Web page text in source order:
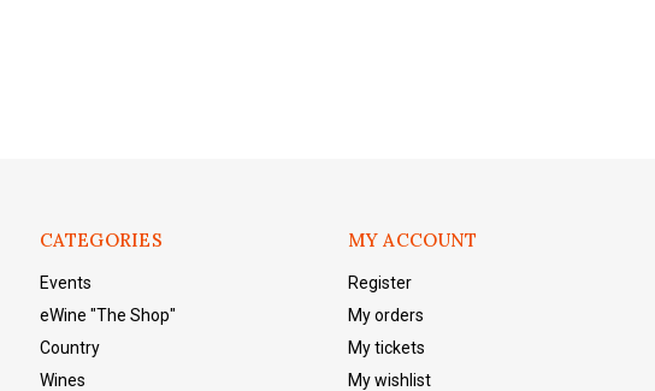
CATEGORIES
Events
eWine "The Shop"
Country
Wines
MY ACCOUNT
Register
My orders
My tickets
My wishlist